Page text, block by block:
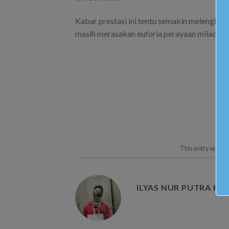
Kabar prestasi ini tentu semakin
masih merasakan euforia perayaan milad ke
This entry was
ILYAS NUR PUTRA